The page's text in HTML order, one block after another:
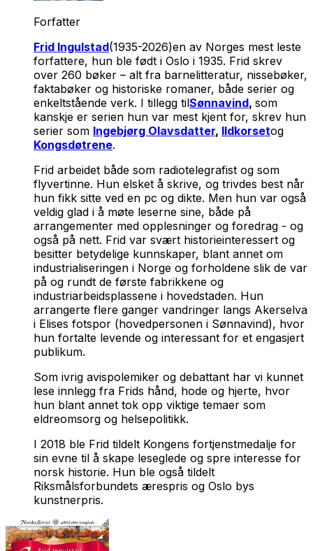
Forfatter
Frid Ingulstad(1935-2026)en av Norges mest leste
forfattere, hun ble født i Oslo i 1935. Frid skrev
over 260 bøker – alt fra barnelitteratur, nissebøker,
faktabøker og historiske romaner, både serier og
enkeltstående verk. I tillegg tilSønnavind, som
kanskje er serien hun var mest kjent for, skrev hun
serier som Ingebjørg Olavsdatter, Ildkorsetog
Kongsdøtrene.
Frid arbeidet både som radiotelegrafist og som
flyvertinne. Hun elsket å skrive, og trivdes best når
hun fikk sitte ved en pc og dikte. Men hun var også
veldig glad i å møte leserne sine, både på
arrangementer med opplesninger og foredrag - og
også på nett. Frid var svært historieinteressert og
besitter betydelige kunnskaper, blant annet om
industrialiseringen i Norge og forholdene slik de var
på og rundt de første fabrikkene og
industriarbeidsplassene i hovedstaden. Hun
arrangerte flere ganger vandringer langs Akerselva
i Elises fotspor (hovedpersonen i Sønnavind), hvor
hun fortalte levende og interessant for et engasjert
publikum.
Som ivrig avispolemiker og debattant har vi kunnet
lese innlegg fra Frids hånd, hode og hjerte, hvor
hun blant annet tok opp viktige temaer som
eldreomsorg og helsepolitikk.
I 2018 ble Frid tildelt Kongens fortjenstmedalje for
sin evne til å skape leseglede og spre interesse for
norsk historie. Hun ble også tildelt
Riksmålsforbundets ærespris og Oslo bys
kunstnerpris.